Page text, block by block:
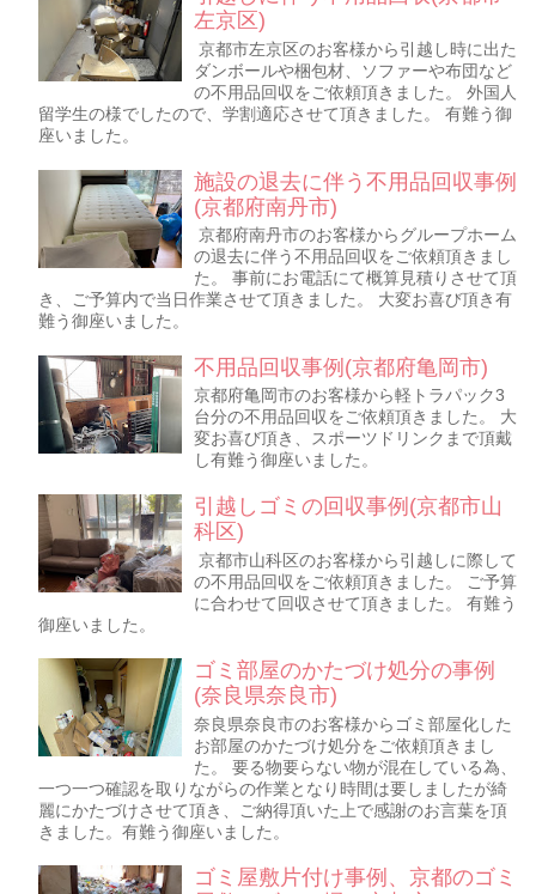
左京区)
京都市左京区のお客様から引越し時に出た
ダンボールや梱包材、ソファーや布団など
の不用品回収をご依頼頂きました。 外国人
留学生の様でしたので、学割適応させて頂きました。 有難う御
座いました。
施設の退去に伴う不用品回収事例
(京都府南丹市)
京都府南丹市のお客様からグループホーム
の退去に伴う不用品回収をご依頼頂きまし
た。 事前にお電話にて概算見積りさせて頂
き、ご予算内で当日作業させて頂きました。 大変お喜び頂き有
難う御座いました。
不用品回収事例(京都府亀岡市)
京都府亀岡市のお客様から軽トラパック3
台分の不用品回収をご依頼頂きました。 大
変お喜び頂き、スポーツドリンクまで頂戴
し有難う御座いました。
引越しゴミの回収事例(京都市山
科区)
京都市山科区のお客様から引越しに際して
の不用品回収をご依頼頂きました。 ご予算
に合わせて回収させて頂きました。 有難う
御座いました。
ゴミ部屋のかたづけ処分の事例
(奈良県奈良市)
奈良県奈良市のお客様からゴミ部屋化した
お部屋のかたづけ処分をご依頼頂きまし
た。 要る物要らない物が混在している為、
一つ一つ確認を取りながらの作業となり時間は要しましたが綺
麗にかたづけさせて頂き、ご納得頂いた上で感謝のお言葉を頂
きました。有難う御座いました。
ゴミ屋敷片付け事例、京都のゴミ